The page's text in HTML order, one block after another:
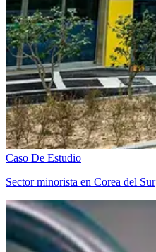
Caso De Estudio
Sector minorista en Corea del Sur